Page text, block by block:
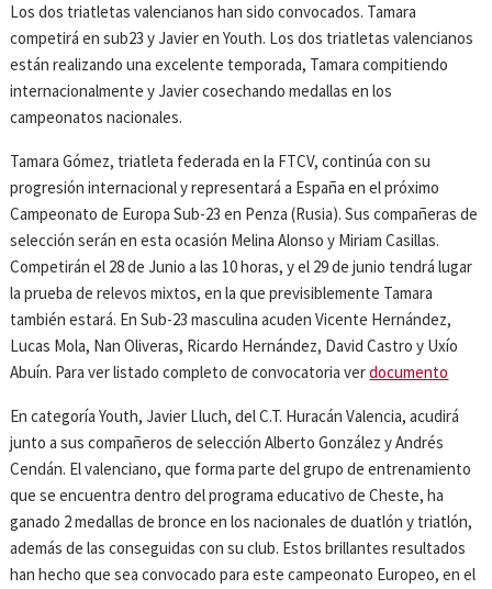
Los dos triatletas valencianos han sido convocados. Tamara
competirá en sub23 y Javier en Youth. Los dos triatletas valencianos
están realizando una excelente temporada, Tamara compitiendo
internacionalmente y Javier cosechando medallas en los
campeonatos nacionales.
Tamara Gómez, triatleta federada en la FTCV, continúa con su
progresión internacional y representará a España en el próximo
Campeonato de Europa Sub-23 en Penza (Rusia). Sus compañeras de
selección serán en esta ocasión Melina Alonso y Miriam Casillas.
Competirán el 28 de Junio a las 10 horas, y el 29 de junio tendrá lugar
la prueba de relevos mixtos, en la que previsiblemente Tamara
también estará. En Sub-23 masculina acuden Vicente Hernández,
Lucas Mola, Nan Oliveras, Ricardo Hernández, David Castro y Uxío
Abuín. Para ver listado completo de convocatoria verdocumento
En categoría Youth, Javier Lluch, del C.T. Huracán Valencia, acudirá
junto a sus compañeros de selección Alberto González y Andrés
Cendán. El valenciano, que forma parte del grupo de entrenamiento
que se encuentra dentro del programa educativo de Cheste, ha
ganado 2 medallas de bronce en los nacionales de duatlón y triatlón,
además de las conseguidas con su club. Estos brillantes resultados
han hecho que sea convocado para este campeonato Europeo, en el